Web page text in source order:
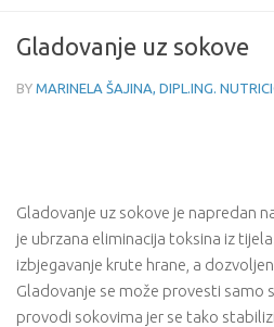
Gladovanje uz sokove
BY MARINELA ŠAJINA, DIPL.ING.
Gladovanje uz sokove je napredan
je ubrzana eliminacija toksina iz
izbjegavanje krute hrane, a
Gladovanje se može provesti samo
provodi sokovima jer se tako